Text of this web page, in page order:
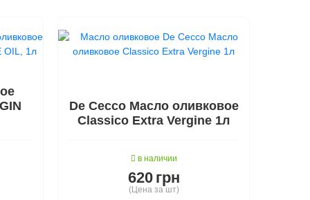
De Cecco Масло оливковое
Classico Extra Vergine 1л
в наличии
620 грн
(Цена за шт)